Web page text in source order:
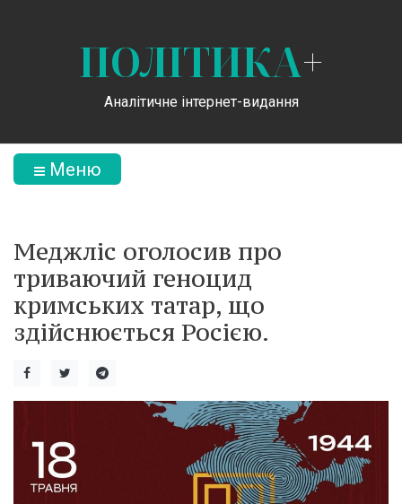
ПОЛІТИКА+
Аналітичне інтернет-видання
Меню
Меджліс оголосив про
триваючий геноцид
кримських татар, що
здійснюється Росією.